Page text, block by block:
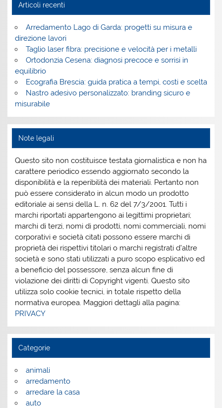
Articoli recenti
Arredamento Lago di Garda: progetti su misura e
direzione lavori
Taglio laser fibra: precisione e velocità per i metalli
Ortodonzia Cesena: diagnosi precoce e sorrisi in
equilibrio
Ecografia Brescia: guida pratica a tempi, costi e scelta
Nastro adesivo personalizzato: branding sicuro e
misurabile
Note legali
Questo sito non costituisce testata giornalistica e non ha
carattere periodico essendo aggiornato secondo la
disponibilità e la reperibilità dei materiali. Pertanto non
può essere considerato in alcun modo un prodotto
editoriale ai sensi della L. n. 62 del 7/3/2001. Tutti i
marchi riportati appartengono ai legittimi proprietari;
marchi di terzi, nomi di prodotti, nomi commerciali, nomi
corporativi e società citati possono essere marchi di
proprietà dei rispettivi titolari o marchi registrati d’altre
società e sono stati utilizzati a puro scopo esplicativo ed
a beneficio del possessore, senza alcun fine di
violazione dei diritti di Copyright vigenti. Questo sito
utilizza solo cookie tecnici, in totale rispetto della
normativa europea. Maggiori dettagli alla pagina:
PRIVACY
Categorie
animali
arredamento
arredare la casa
auto